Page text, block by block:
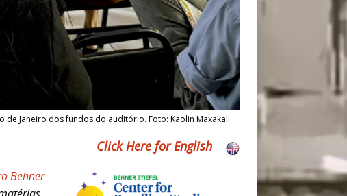
Janeiro dos fundos do auditório. Foto: Kaolin Maxakali
Click Here for English
Behner